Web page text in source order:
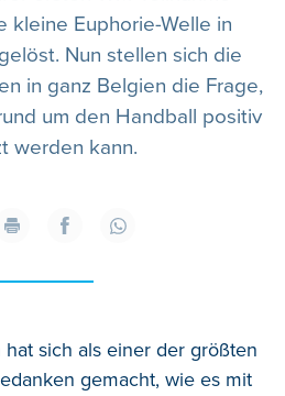
kleine Euphorie-Welle in
Nun stellen sich die
in ganz Belgien die Frage,
um den Handball positiv
werden kann.
sich als einer der größten
gemacht, wie es mit